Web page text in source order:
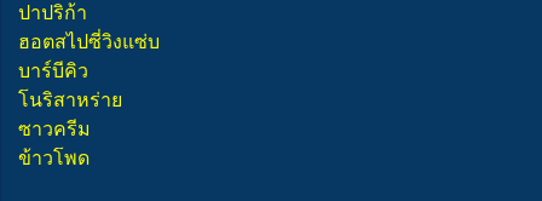
ปาปริก้า
ฮอตสไปซี่วิงแซ่บ
บาร์บีคิว
โนริสาหร่าย
ซาวครีม
ข้าวโพด